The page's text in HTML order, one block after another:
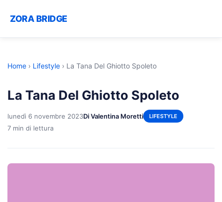
ZORA BRIDGE
Home › Lifestyle › La Tana Del Ghiotto Spoleto
La Tana Del Ghiotto Spoleto
lunedì 6 novembre 2023Di Valentina Moretti LIFESTYLE
7 min di lettura